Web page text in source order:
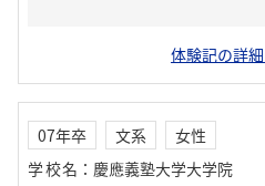
体験記の詳
07年卒 文系
女性
学校名 ： 慶應義塾大学大学院